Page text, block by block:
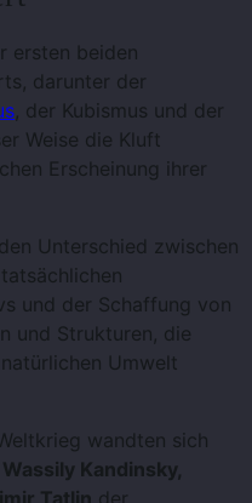
ersten beiden
darunter der
, der Kubismus und der
Weise die Kluft
Erscheinung ihrer
Unterschied zwischen
und der Schaffung von
und Strukturen, die
Umwelt
wandten sich
Kandinsky,